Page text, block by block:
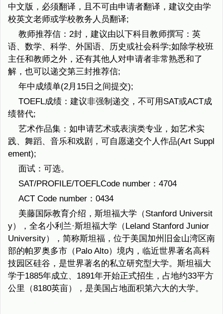
中文版，必须翻译，且不可由申请者翻译，建议交由学
校英文老师或学校教务人员翻译;
教师推荐信：2封，建议由以下科目教师撰写：英
语、数学、科学、外国语、历史或社会科学;如除学校班
主任和教师之外，还有其他人对申请者非常熟悉和了
解，也可以递交第三封推荐信;
年中成绩单(2月15日之间提交);
TOEFL成绩：建议非强制递交，不可用SAT或ACT成
绩替代;
艺术作品集：如申请艺术或表演类专业，如艺术实
践、舞蹈、音乐和戏剧，可自愿递交个人作品(Art Suppl
ement);
面试：可选。
SAT/PROFILE/TOEFLCode number：4704
ACT Code number：0434
美藤国际教育介绍，斯坦福大学（Stanford Universit
y），全名小利兰·斯坦福大学（Leland Stanford Junior
University），简称斯坦福，位于美国加州旧金山湾区南
部的帕罗奥多市（Palo Alto）境内，临近世界著名高科
技园区硅谷，是世界著名的私立研究型大学。斯坦福大
学于1885年成立、1891年开始正式招生，占地约33平方
公里（8180英亩），是美国占地面积第六大的大学。